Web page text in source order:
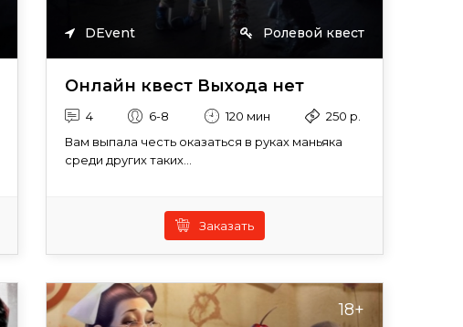
DEvent Ролевой квест
Онлайн квест Выхода нет
4 6-8 120 мин
250 р.
Вам выпала честь оказаться в руках маньяка
среди других таких...
Заказать
18+